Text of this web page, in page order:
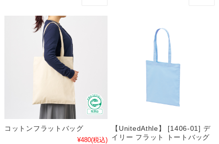
コットンフラットバッグ
¥480(税込)
【UnitedAthle】 [1406-01] デ
イリー フラット トートバッグ